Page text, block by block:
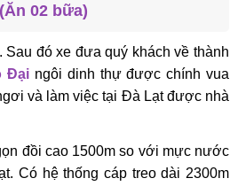
02 bữa)
đó xe đưa quý khách về thành
Đại ngôi dinh thự được chính vua
và làm việc tại Đà Lạt được nhà
đồi cao 1500m so với mực nước
Có hệ thống cáp treo dài 2300m